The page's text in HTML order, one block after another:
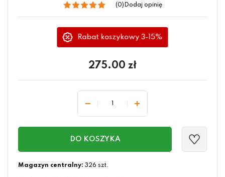
(0) Dodaj opinię
Rabat koszykowy 3-15%
275.00 zł
DO KOSZYKA
Magazyn centralny: 326 szt.